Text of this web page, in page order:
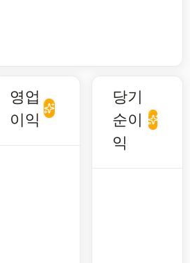
영업
이익
당기
순이
익